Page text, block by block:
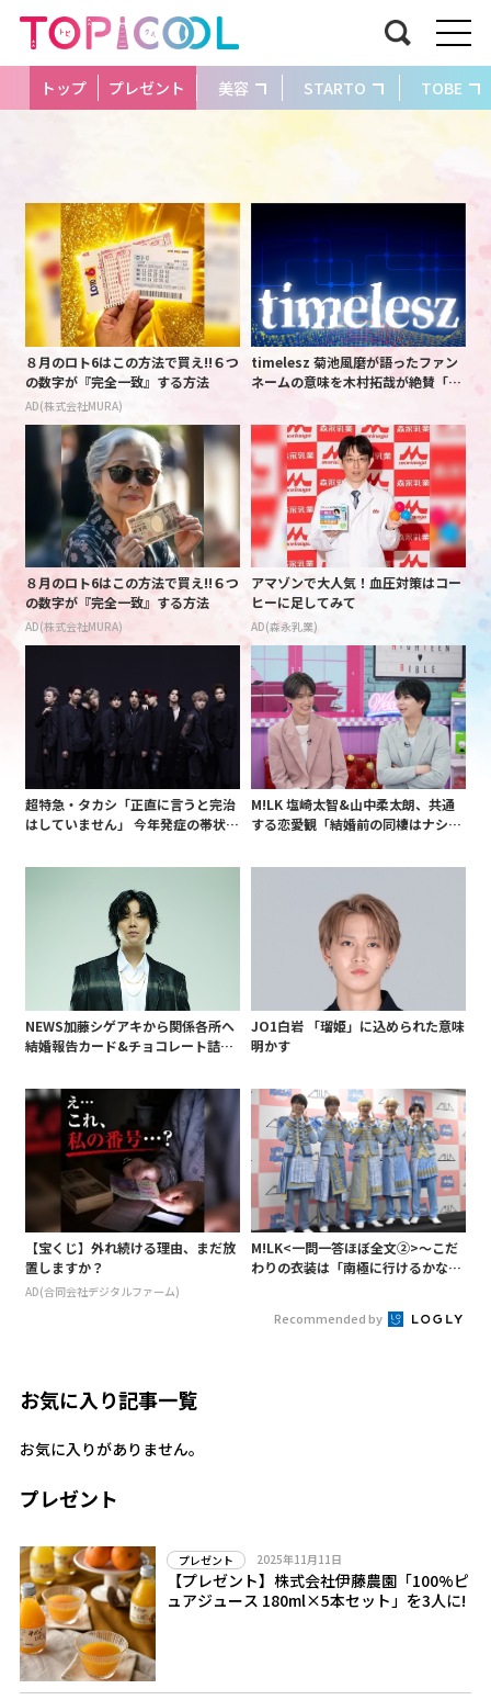
トップ プレゼント 美容 STARTO TOBE
８月のロト6はこの方法で買え!!６つ
の数字が『完全一致』する方法
AD(株式会社MURA)
timelesz 菊池風磨が語ったファン
ネームの意味を木村拓哉が絶賛「考
８月のロト6はこの方法で買え!!６つ
の数字が『完全一致』する方法
AD(株式会社MURA)
アマゾンで大人気！血圧対策はコー
ヒーに足してみて
AD(森永乳業)
超特急・タカシ「正直に言うと完治
はしていません」 今年発症の帯状疱
白 後遺症も語る
M!LK 塩崎太智&山中柔太朗、共通
する恋愛観「結婚前の同棲はナシ」
NEWS加藤シゲアキから関係各所へ
結婚報告カード&チョコレート詰め
も添えて
JO1白岩 「瑠姫」に込められた意味
明かす
【宝くじ】外れ続ける理由、まだ放
置しますか？
AD(合同会社デジタルファーム)
M!LK<一問一答ほぼ全文②>～こだ
わりの衣装は「南極に行けるかなと
Recommended by
お気に入り記事一覧
お気に入りがありません。
プレゼント
プレゼント 2025年11月11日
【プレゼント】株式会社伊藤農園「100%ピ
ュアジュース 180ml×5本セット」を3人に!